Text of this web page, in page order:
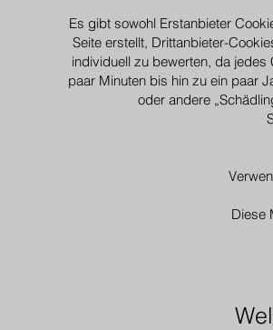
Es gibt sowohl Erstanbieter
Seite erstellt, Drittanbieter-
individuell zu bewerten, da
paar Minuten bis hin zu ein paar
oder andere
Diese